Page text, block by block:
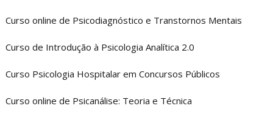
Curso online de Psicodiagnóstico e Transtornos Mentais
Curso de Introdução à Psicologia Analítica 2.0
Curso Psicologia Hospitalar em Concursos Públicos
Curso online de Psicanálise: Teoria e Técnica